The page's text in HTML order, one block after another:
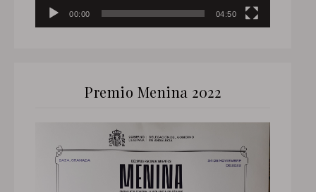
00:00 04:50
Premio Menina 2022